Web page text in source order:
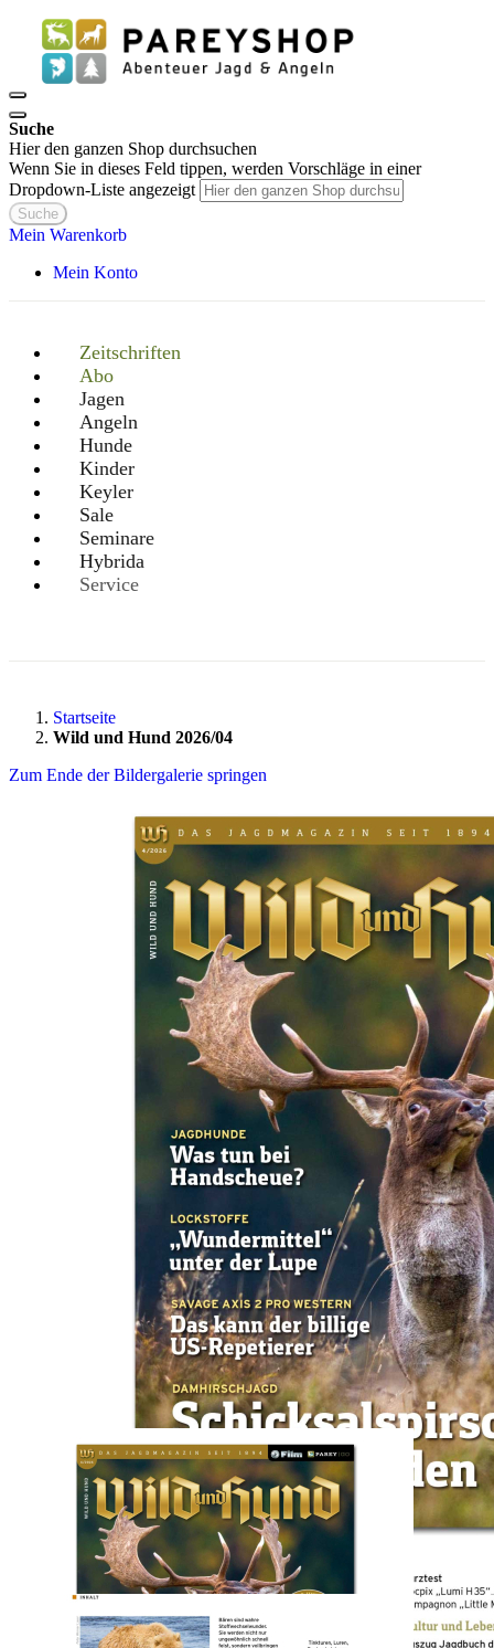
Suche
Hier den ganzen Shop durchsuchen
Wenn Sie in dieses Feld tippen, werden Vorschläge in einer
Dropdown-Liste angezeigt
Suche
Mein Warenkorb
Mein Konto
Zeitschriften
Abo
Jagen
Angeln
Hunde
Kinder
Keyler
Sale
Seminare
Hybrida
Service
Startseite
Wild und Hund 2026/04
Zum Ende der Bildergalerie springen
Zum Anfang der Bildergalerie springen
Artikel-Nr. 01202604E
Wild und Hund
2026/04